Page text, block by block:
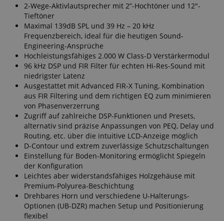
2-Wege-Aktivlautsprecher mit 2”-Hochtöner und 12"-
Tieftöner
Maximal 139dB SPL und 39 Hz – 20 kHz
Frequenzbereich, ideal für die heutigen Sound-
Engineering-Ansprüche
Hochleistungsfähiges 2.000 W Class-D Verstärkermodul
96 kHz DSP und FIR Filter für echten Hi-Res-Sound mit
niedrigster Latenz
Ausgestattet mit Advanced FIR-X Tuning, Kombination
aus FIR Filtering und dem richtigen EQ zum minimieren
von Phasenverzerrung
Zugriff auf zahlreiche DSP-Funktionen und Presets,
alternativ sind präzise Anpassungen von PEQ, Delay und
Routing, etc. über die intuitive LCD-Anzeige möglich
D-Contour und extrem zuverlässige Schutzschaltungen
Einstellung für Boden-Monitoring ermöglicht Spiegeln
der Konfiguration
Leichtes aber widerstandsfähiges Holzgehäuse mit
Premium-Polyurea-Beschichtung
Drehbares Horn und verschiedene U-Halterungs-
Optionen (UB-DZR) machen Setup und Positionierung
flexibel